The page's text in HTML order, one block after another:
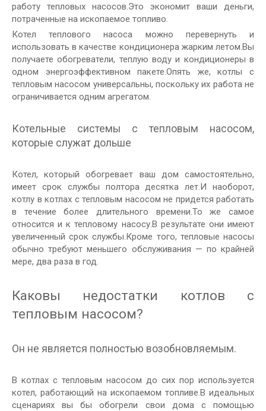
работу тепловых насосов.Это экономит ваши деньги,
потраченные на ископаемое топливо.
Котел теплового насоса можно перевернуть и
использовать в качестве кондиционера жарким летом.Вы
получаете обогреватели, теплую воду и кондиционеры в
одном энергоэффективном пакете.Опять же, котлы с
тепловым насосом универсальны, поскольку их работа не
ограничивается одним агрегатом.
Котельные системы с тепловым насосом,
которые служат дольше
Котел, который обогревает ваш дом самостоятельно,
имеет срок службы полтора десятка лет.И наоборот,
котлу в котлах с тепловым насосом не придется работать
в течение более длительного времени.То же самое
относится и к тепловому насосу.В результате они имеют
увеличенный срок службы.Кроме того, тепловые насосы
обычно требуют меньшего обслуживания — по крайней
мере, два раза в год.
Каковы недостатки котлов с
тепловым насосом?
Он не является полностью возобновляемым.
В котлах с тепловым насосом до сих пор используется
котел, работающий на ископаемом топливе.В идеальных
сценариях вы бы обогрели свои дома с помощью